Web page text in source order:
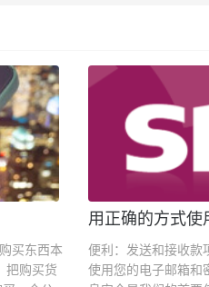
买东西本
把购买货
用正确的方式
便利：发送和接收款
使用您的电子邮箱和